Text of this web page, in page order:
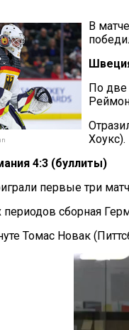
В
По две
Хоукс).
4:3 (буллиты)
первые три
сборная
Томас Новак